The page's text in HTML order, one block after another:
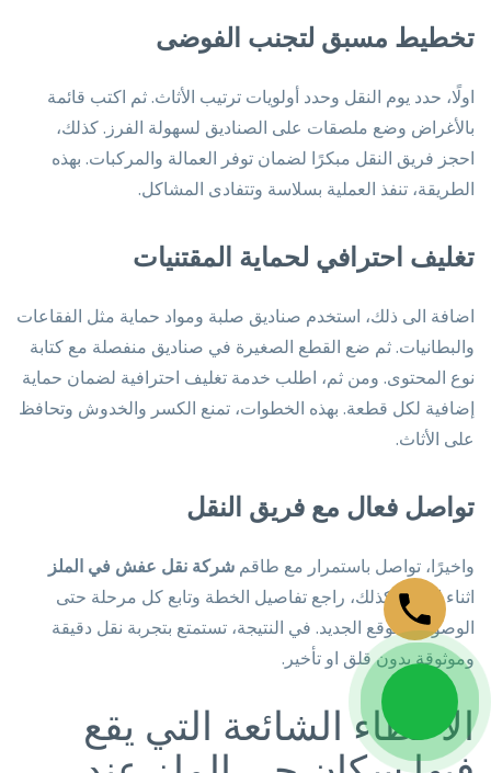
تخطيط مسبق لتجنب الفوضى
اولًا، حدد يوم النقل وحدد أولويات ترتيب الأثاث. ثم اكتب قائمة
بالأغراض وضع ملصقات على الصناديق لسهولة الفرز. كذلك،
احجز فريق النقل مبكرًا لضمان توفر العمالة والمركبات. بهذه
الطريقة، تنفذ العملية بسلاسة وتتفادى المشاكل.
تغليف احترافي لحماية المقتنيات
اضافة الى ذلك، استخدم صناديق صلبة ومواد حماية مثل الفقاعات
والبطانيات. ثم ضع القطع الصغيرة في صناديق منفصلة مع كتابة
نوع المحتوى. ومن ثم، اطلب خدمة تغليف احترافية لضمان حماية
إضافية لكل قطعة. بهذه الخطوات، تمنع الكسر والخدوش وتحافظ
على الأثاث.
تواصل فعال مع فريق النقل
واخيرًا، تواصل باستمرار مع طاقم شركة نقل عفش في الملز
اثناء العمل. كذلك، راجع تفاصيل الخطة وتابع كل مرحلة حتى
الوصول للموقع الجديد. في النتيجة، تستمتع بتجربة نقل دقيقة
وموثوقة بدون قلق او تأخير.
الأخطاء الشائعة التي يقع